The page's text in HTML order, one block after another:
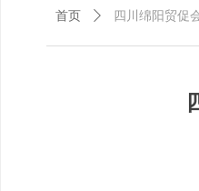
首页 ꄲ 四川绵阳贸促